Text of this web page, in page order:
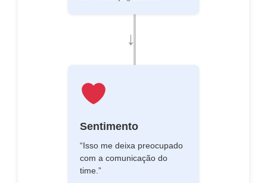
→
Sentimento
“Isso me deixa preocupado
com a comunicação do
time.”